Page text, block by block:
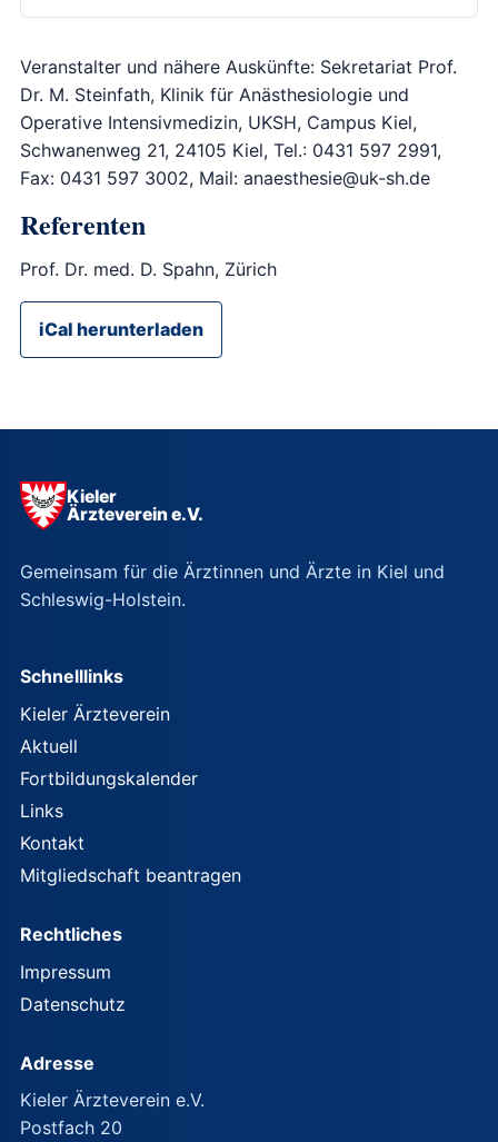
Veranstalter und nähere Auskünfte: Sekretariat Prof.
Dr. M. Steinfath, Klinik für Anästhesiologie und
Operative Intensivmedizin, UKSH, Campus Kiel,
Schwanenweg 21, 24105 Kiel, Tel.: 0431 597 2991,
Fax: 0431 597 3002, Mail: anaesthesie@uk-sh.de
Referenten
Prof. Dr. med. D. Spahn, Zürich
iCal herunterladen
Kieler
Ärzteverein e.V.
Gemeinsam für die Ärztinnen und Ärzte in Kiel und
Schleswig-Holstein.
Schnelllinks
Kieler Ärzteverein
Aktuell
Fortbildungskalender
Links
Kontakt
Mitgliedschaft beantragen
Rechtliches
Impressum
Datenschutz
Adresse
Kieler Ärzteverein e.V.
Postfach 20